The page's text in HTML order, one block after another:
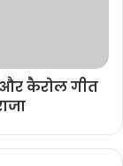
और कैरोल गीत